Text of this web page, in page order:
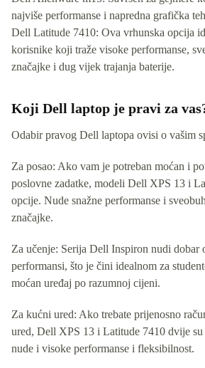
najviše performanse i napredna grafička
Dell Latitude 7410: Ova vrhunska opcija
korisnike koji traže visoke performanse,
značajke i dug vijek trajanja baterije.
Koji Dell laptop je pravi za
Odabir pravog Dell laptopa ovisi o vašim
Za posao: Ako vam je potreban moćan i
poslovne zadatke, modeli Dell XPS 13 i
opcije. Nude snažne performanse i
značajke.
Za učenje: Serija Dell Inspiron nudi dobar
performansi, što je čini idealnom za
moćan uređaj po razumnoj cijeni.
Za kućni ured: Ako trebate prijenosno
ured, Dell XPS 13 i Latitude 7410 dvije
nude i visoke performanse i fleksibilnost.